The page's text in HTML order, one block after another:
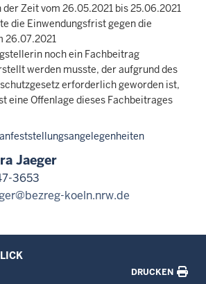
der Zeit vom 26.05.2021 bis 25.06.2021
die Einwendungsfrist gegen die
26.07.2021
noch ein Fachbeitrag
werden musste, der aufgrund des
erforderlich geworden ist,
eine Offenlage dieses Fachbeitrages
Jaeger
3653
koeln.nrw.de
DRUCKEN